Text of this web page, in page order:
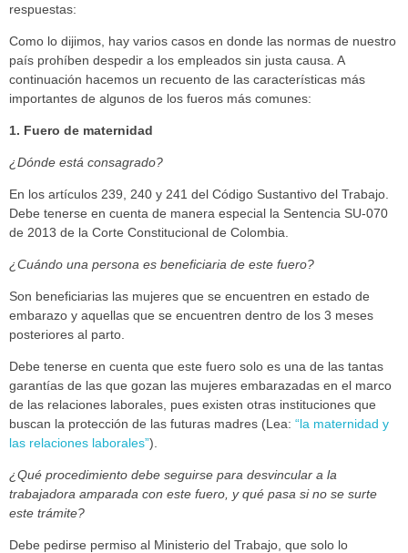
respuestas:
Como lo dijimos, hay varios casos en donde las normas de nuestro
país prohíben despedir a los empleados sin justa causa. A
continuación hacemos un recuento de las características más
importantes de algunos de los fueros más comunes:
1. Fuero de maternidad
¿Dónde está consagrado?
En los artículos 239, 240 y 241 del Código Sustantivo del Trabajo.
Debe tenerse en cuenta de manera especial la Sentencia SU-070
de 2013 de la Corte Constitucional de Colombia.
¿Cuándo una persona es beneficiaria de este fuero?
Son beneficiarias las mujeres que se encuentren en estado de
embarazo y aquellas que se encuentren dentro de los 3 meses
posteriores al parto.
Debe tenerse en cuenta que este fuero solo es una de las tantas
garantías de las que gozan las mujeres embarazadas en el marco
de las relaciones laborales, pues existen otras instituciones que
buscan la protección de las futuras madres (Lea: “la maternidad y
las relaciones laborales”).
¿Qué procedimiento debe seguirse para desvincular a la
trabajadora amparada con este fuero, y qué pasa si no se surte
este trámite?
Debe pedirse permiso al Ministerio del Trabajo, que solo lo